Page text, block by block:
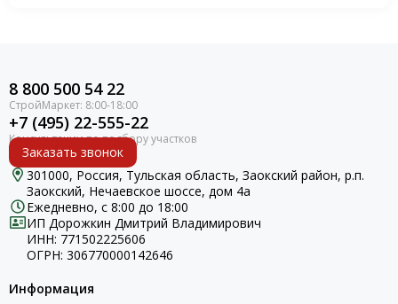
8 800 500 54 22
+7 (495) 22-555-22
Заказать звонок
301000, Россия, Тульская область, Заокский район, р.п.
Заокский, Нечаевское шоссе, дом 4а
Ежедневно, с 8:00 до 18:00
ИП Дорожкин Дмитрий Владимирович
ИНН: 771502225606
ОГРН: 306770000142646
Информация